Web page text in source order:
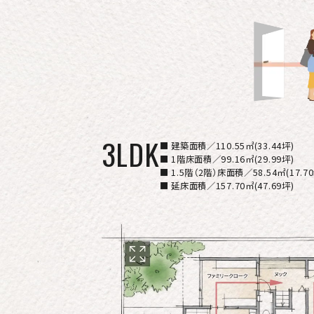
3LDK■ 建築面積／110.55㎡(33.44坪)
■ 1階床面積／99.16㎡(29.99坪)
■ 1.5階（2階）床面積／58.54㎡
■ 延床面積／157.70㎡(47.69坪)